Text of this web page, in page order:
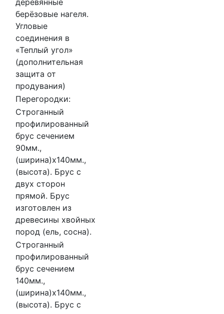
деревянные
берёзовые нагеля.
Угловые
соединения в
«Теплый угол»
(дополнительная
защита от
продувания)
Перегородки:
Строганный
профилированный
брус сечением
90мм.,
(ширина)x140мм.,
(высота). Брус с
двух сторон
прямой. Брус
изготовлен из
древесины хвойных
пород (ель, сосна).
Строганный
профилированный
брус сечением
140мм.,
(ширина)x140мм.,
(высота). Брус с